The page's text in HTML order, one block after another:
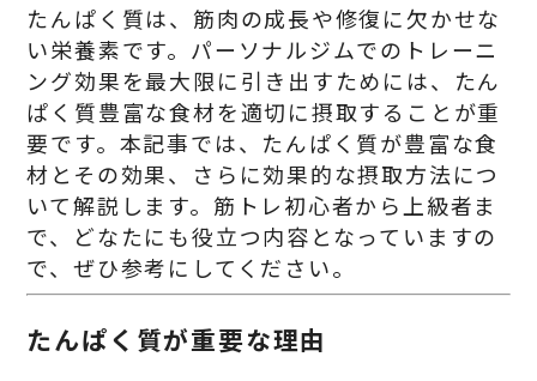
たんぱく質は、筋肉の成長や修復に欠かせな
い栄養素です。パーソナルジムでのトレーニ
ング効果を最大限に引き出すためには、たん
ぱく質豊富な食材を適切に摂取することが重
要です。本記事では、たんぱく質が豊富な食
材とその効果、さらに効果的な摂取方法につ
いて解説します。筋トレ初心者から上級者ま
で、どなたにも役立つ内容となっていますの
で、ぜひ参考にしてください。
たんぱく質が重要な理由